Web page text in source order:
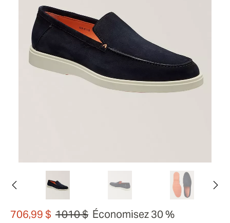
706,99 $ 1010 $ Économisez 30 %